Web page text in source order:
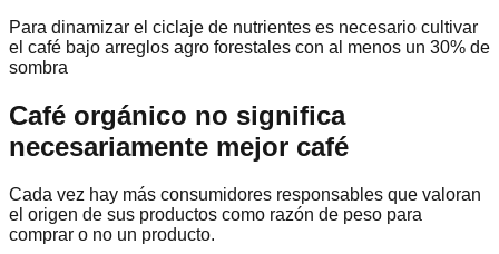
Para dinamizar el ciclaje de nutrientes es necesario cultivar
el café bajo arreglos agro forestales con al menos un 30% de
sombra
Café orgánico no significa
necesariamente mejor café
Cada vez hay más consumidores responsables que valoran
el origen de sus productos como razón de peso para
comprar o no un producto.